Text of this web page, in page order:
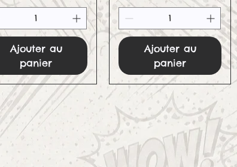
Ajouter au
panier
Ajouter au
panier